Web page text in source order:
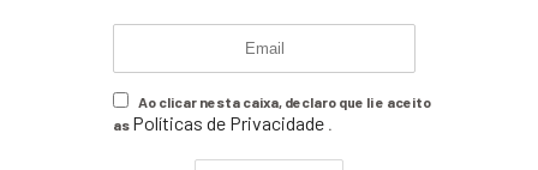
Ao clicar nesta caixa, declaro que li e aceito
as Políticas de Privacidade